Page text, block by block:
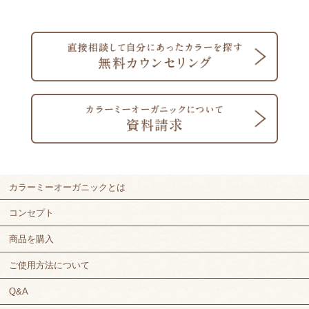
カラーミーオーガニックとは
コンセプト
商品を購入
ご使用方法について
Q&A